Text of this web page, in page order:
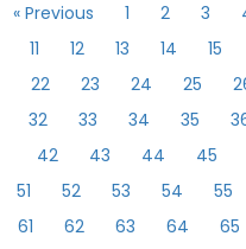
« Previous 1 2 3
11
12 13 14 15
22
23 24 25
32
33 34 35
42
43 44 45
51
52 53 54 55
61
62 63 64 65